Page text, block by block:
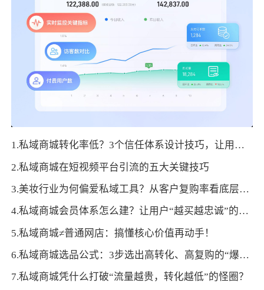
1.私域商城转化率低？3个信任体系设计技巧，让用户主动下单
2.私域商城在短视频平台引流的五大关键技巧
3.美妆行业为何偏爱私域工具？从客户复购率看底层逻辑
4.私域商城会员体系怎么建？让用户“越买越忠诚”的设计方案
5.私域商城≠普通网店：搞懂核心价值再动手！
6.私域商城选品公式：3步选出高转化、高复购的“爆款组合”
7.私域商城凭什么打破“流量越贵，转化越低”的怪圈？